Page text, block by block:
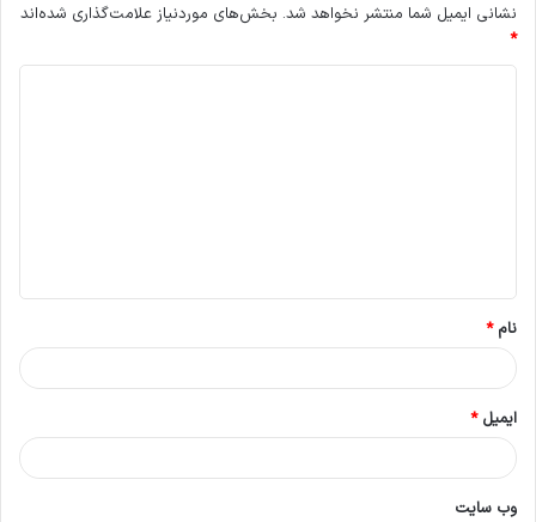
نشانی ایمیل شما منتشر نخواهد شد. بخش‌های موردنیاز علامت‌گذاری شده‌اند
*
*
نام*
ایمیل*
وب‌ سایت